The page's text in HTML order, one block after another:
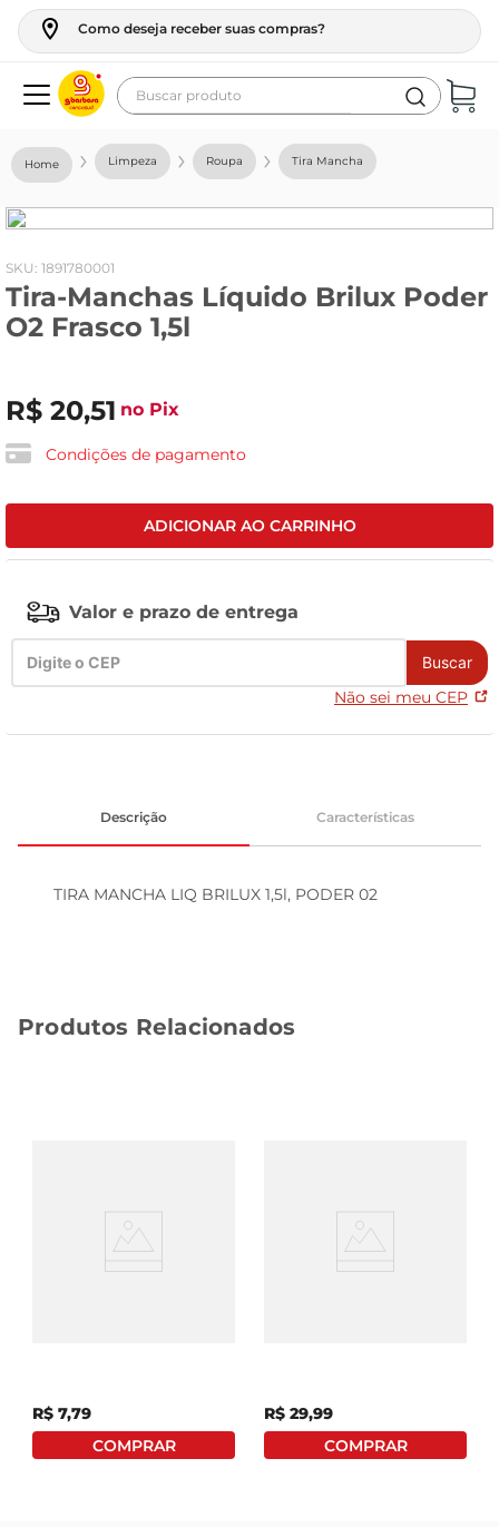
Como deseja receber suas compras?
Buscar produto
Limpeza Roupa Tira Mancha
: 1891780001
Tira-Manchas Líquido Brilux Poder
O2 Frasco 1,5l
R$ 20,51 no Pix
Condições de pagamento
ADICIONAR AO CARRINHO
Valor e prazo de entrega
Buscar
Não sei meu CEP
Descrição Características
TIRA MANCHA LIQ BRILUX 1,5l, PODER 02
Produtos Relacionados
R$ 7,79 R$ 29,99
geladeira
fogao
café
cerveja
leite
vinho